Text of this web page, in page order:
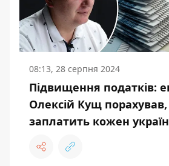
08:13, 28 серпня 2024
Підвищення податків:
Олексій Кущ порахував,
заплатить кожен